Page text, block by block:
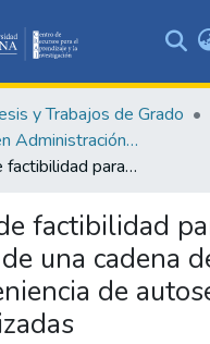
&
Collections
All of
Statistics
y Trabajos de Grado
Maestría en Administración de Empresas
Estudio de factibilidad para la creación de una cadena de tiendas de conveniencia de autoservicio, automatizadas
factibilidad
una cadena
de